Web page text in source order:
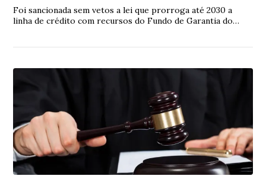
Foi sancionada sem vetos a lei que prorroga até 2030 a
linha de crédito com recursos do Fundo de Garantia do